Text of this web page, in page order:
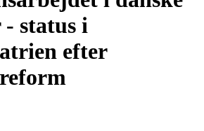
status i
efter